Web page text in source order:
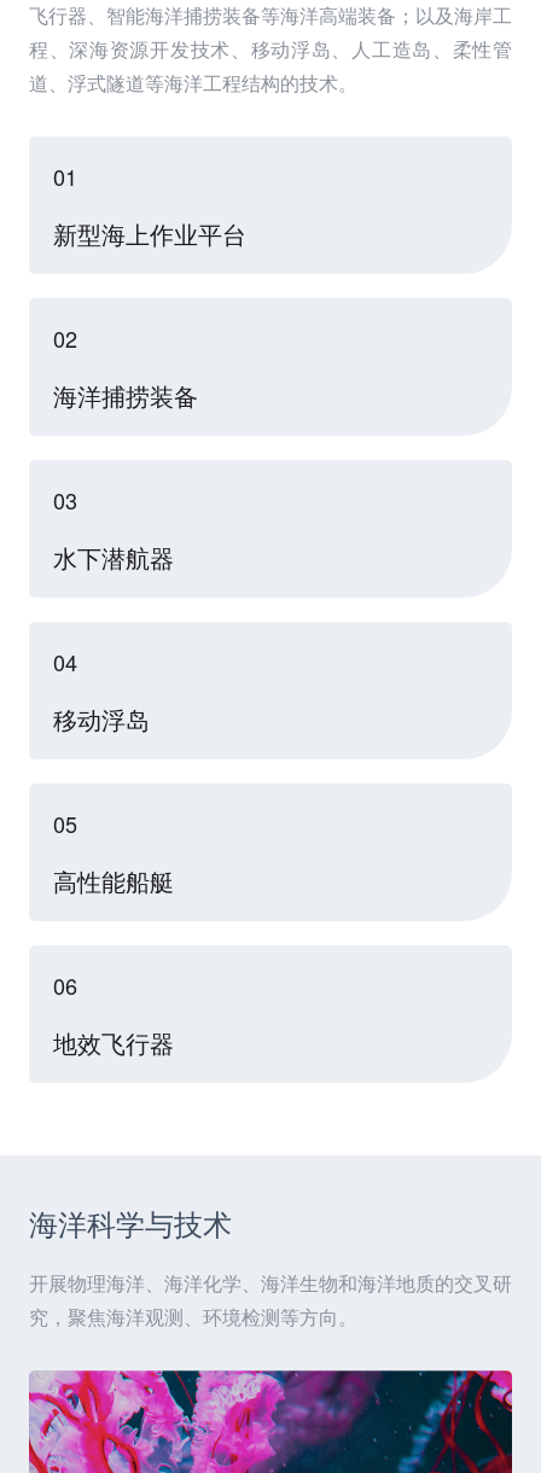
飞行器、智能海洋捕捞装备等海洋高端装备；以及海岸工
程、深海资源开发技术、移动浮岛、人工造岛、柔性管
道、浮式隧道等海洋工程结构的技术。
01
新型海上作业平台
02
海洋捕捞装备
03
水下潜航器
04
移动浮岛
05
高性能船艇
06
地效飞行器
海洋科学与技术
开展物理海洋、海洋化学、海洋生物和海洋地质的交叉研
究，聚焦海洋观测、环境检测等方向。